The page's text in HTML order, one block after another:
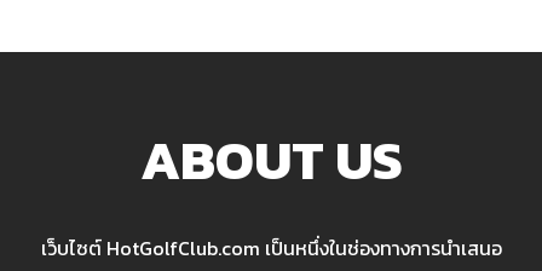
ABOUT US
เว็บไซต์ HotGolfClub.com เป็นหนึ่งในช่องทางการนำเสนอ